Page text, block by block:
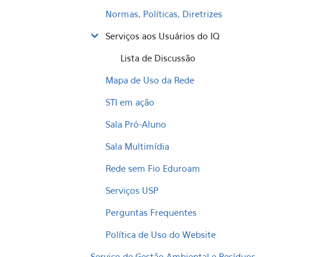
Normas, Políticas, Diretrizes
Serviços aos Usuários do IQ
Lista de Discussão
Mapa de Uso da Rede
STI em ação
Sala Pró-Aluno
Sala Multimídia
Rede sem Fio Eduroam
Serviços USP
Perguntas Frequentes
Política de Uso do Website